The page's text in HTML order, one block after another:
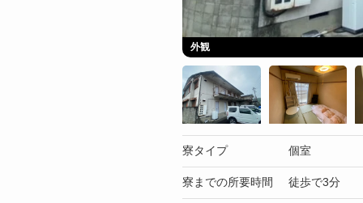
外観
寮タイプ 個室
寮までの所要時間 徒歩で3分